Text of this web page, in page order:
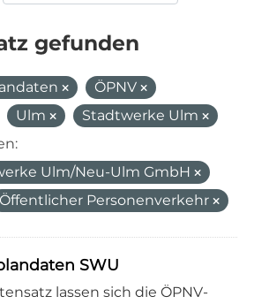
gefunden
ÖPNV
Ulm
Stadtwerke Ulm
Ulm/Neu-Ulm GmbH
Öffentlicher Personenverkehr
SWU
lassen sich die ÖPNV-